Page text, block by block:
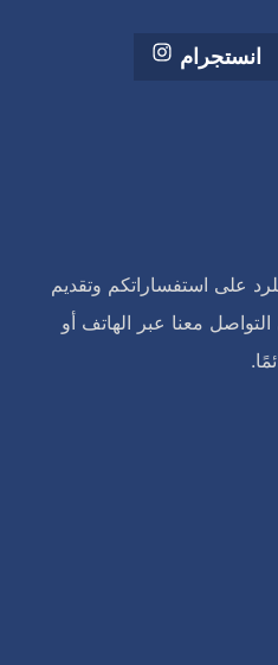
انستجرام
على استفساراتكم وتقديم
معنا عبر الهاتف أو